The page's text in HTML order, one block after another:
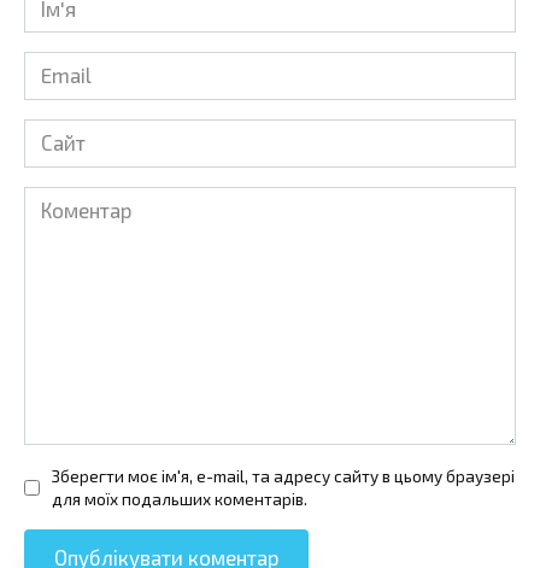
Email
Сайт
Коментар
Зберегти моє ім'я, e-mail, та адресу сайту в цьому браузері
для моїх подальших коментарів.